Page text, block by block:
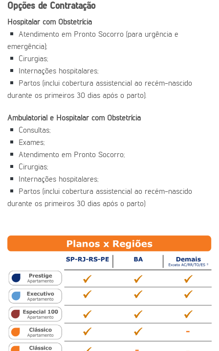
Opções de Contratação
Hospitalar com Obstetrícia
Atendimento em Pronto Socorro (para urgência e
emergência);
Cirurgias;
Internações hospitalares;
Partos (inclui cobertura assistencial ao recém-nascido
durante os primeiros 30 dias após o parto).
Ambulatorial e Hospitalar com Obstetrícia
Consultas;
Exames;
Atendimento em Pronto Socorro;
Cirurgias;
Internações hospitalares;
Partos (inclui cobertura assistencial ao recém-nascido
durante os primeiros 30 dias após o parto)